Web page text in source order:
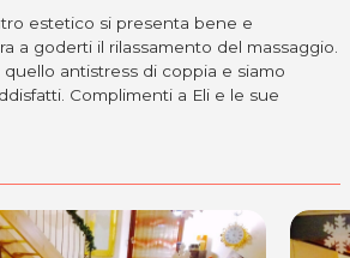
estetico si presenta bene e
a goderti il rilassamento del massaggio.
antistress di coppia e siamo
Complimenti a Eli e le sue